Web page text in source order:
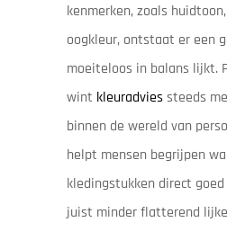
kenmerken, zoals
oogkleur, ontstaat er een
moeiteloos in balans lijkt.
wint kleuradvies steeds
binnen de wereld van
helpt mensen begrijpen
kledingstukken direct
juist minder flatterend